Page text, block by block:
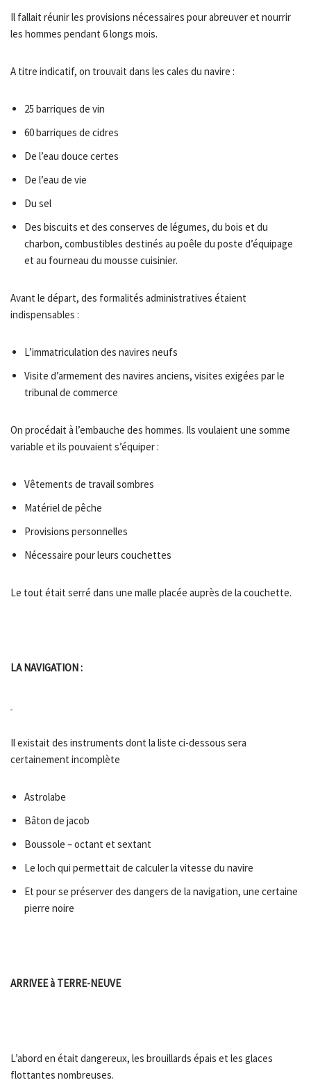
Il fallait réunir les provisions nécessaires pour abreuver et nourrir
les hommes pendant 6 longs mois.
A titre indicatif, on trouvait dans les cales du navire :
25 barriques de vin
60 barriques de cidres
De l’eau douce certes
De l’eau de vie
Du sel
Des biscuits et des conserves de légumes, du bois et du
charbon, combustibles destinés au poêle du poste d’équipage
et au fourneau du mousse cuisinier.
Avant le départ, des formalités administratives étaient
indispensables :
L’immatriculation des navires neufs
Visite d’armement des navires anciens, visites exigées par le
tribunal de commerce
On procédait à l’embauche des hommes. Ils voulaient une somme
variable et ils pouvaient s’équiper :
Vêtements de travail sombres
Matériel de pêche
Provisions personnelles
Nécessaire pour leurs couchettes
Le tout était serré dans une malle placée auprès de la couchette.
LA NAVIGATION :
Il existait des instruments dont la liste ci-dessous sera
certainement incomplète
Astrolabe
Bâton de jacob
Boussole – octant et sextant
Le loch qui permettait de calculer la vitesse du navire
Et pour se préserver des dangers de la navigation, une certaine
pierre noire
ARRIVEE à TERRE-NEUVE
L’abord en était dangereux, les brouillards épais et les glaces
flottantes nombreuses.